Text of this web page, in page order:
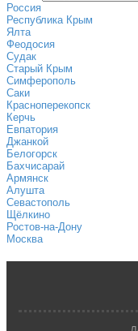
Россия
Республика Крым
Ялта
Феодосия
Судак
Старый Крым
Симферополь
Саки
Красноперекопск
Керчь
Евпатория
Джанкой
Белогорск
Бахчисарай
Армянск
Алушта
Севастополь
Щёлкино
Ростов-на-Дону
Москва